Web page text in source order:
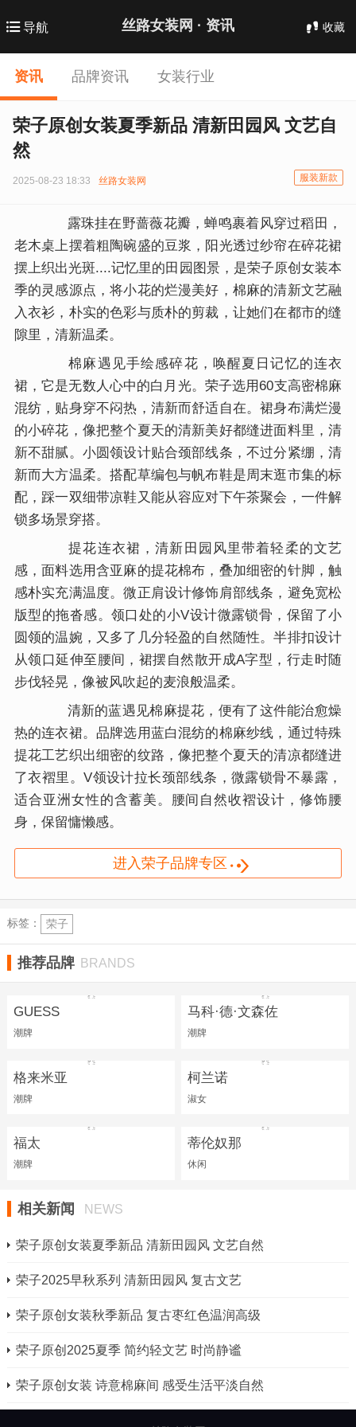
导航 丝路女装网 · 资讯 收藏
资讯 品牌资讯 女装行业
荣子原创女装夏季新品 清新田园风 文艺自
然
2025-08-23 18:33 丝路女装网 服装新款
露珠挂在野蔷薇花瓣，蝉鸣裹着风穿过稻田，
老木桌上摆着粗陶碗盛的豆浆，阳光透过纱帘在碎花裙
摆上织出光斑....记忆里的田园图景，是荣子原创女装本
季的灵感源点，将小花的烂漫美好，棉麻的清新文艺融
入衣衫，朴实的色彩与质朴的剪裁，让她们在都市的缝
隙里，清新温柔。
棉麻遇见手绘感碎花，唤醒夏日记忆的连衣
裙，它是无数人心中的白月光。荣子选用60支高密棉麻
混纺，贴身穿不闷热，清新而舒适自在。裙身布满烂漫
的小碎花，像把整个夏天的清新美好都缝进面料里，清
新不甜腻。小圆领设计贴合颈部线条，不过分紧绷，清
新而大方温柔。搭配草编包与帆布鞋是周末逛市集的标
配，踩一双细带凉鞋又能从容应对下午茶聚会，一件解
锁多场景穿搭。
提花连衣裙，清新田园风里带着轻柔的文艺
感，面料选用含亚麻的提花棉布，叠加细密的针脚，触
感朴实充满温度。微正肩设计修饰肩部线条，避免宽松
版型的拖沓感。领口处的小V设计微露锁骨，保留了小
圆领的温婉，又多了几分轻盈的自然随性。半排扣设计
从领口延伸至腰间，裙摆自然散开成A字型，行走时随
步伐轻晃，像被风吹起的麦浪般温柔。
清新的蓝遇见棉麻提花，便有了这件能治愈燥
热的连衣裙。品牌选用蓝白混纺的棉麻纱线，通过特殊
提花工艺织出细密的纹路，像把整个夏天的清凉都缝进
了衣褶里。V领设计拉长颈部线条，微露锁骨不暴露，
适合亚洲女性的含蓄美。腰间自然收褶设计，修饰腰
身，保留慵懒感。
进入荣子品牌专区
标签： 荣子
推荐品牌 BRANDS
GUESS
潮牌
马科·德·文森佐
潮牌
格来米亚
潮牌
柯兰诺
淑女
福太
潮牌
蒂伦奴那
休闲
相关新闻 NEWS
荣子原创女装夏季新品 清新田园风 文艺自然
荣子2025早秋系列 清新田园风 复古文艺
荣子原创女装秋季新品 复古枣红色温润高级
荣子原创2025夏季 简约轻文艺 时尚静谧
荣子原创女装 诗意棉麻间 感受生活平淡自然